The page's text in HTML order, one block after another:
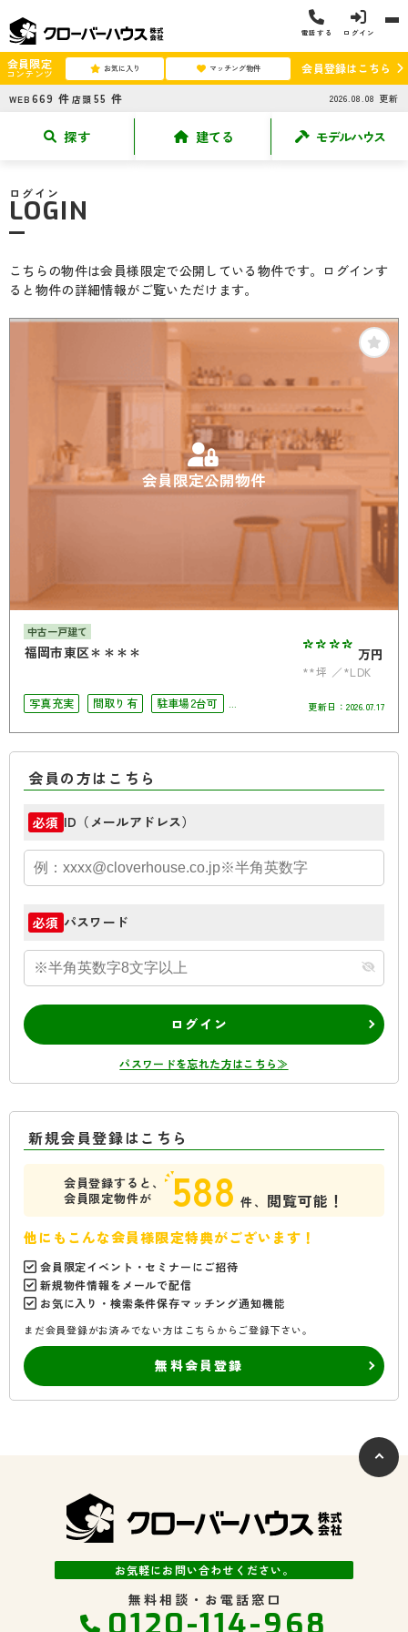
電話する ログイン
会員限定
コンテンツ お気に入り マッチング物件 会員登録はこちら
WEB 669 件 店頭 55 件 2026.08.08 更新
探す 建てる モデルハウス
ログイン
LOGIN
こちらの物件は会員様限定で公開している物件です。ログインす
ると物件の詳細情報がご覧いただけます。
会員限定公開物件
中古一戸建て
福岡市東区＊＊＊＊ **** 万円
**坪
*LDK
写真充実
間取り有
駐車場2台可
更新日： 2026.07.17
会員の方はこちら
必須 ID（メールアドレス）
必須 パスワード
ログイン
パスワードを忘れた方はこちら≫
新規会員登録はこちら
会員登録すると、
会員限定物件が
588 件、 閲覧可能！
他にもこんな会員様限定特典がございます！
会員限定イベント・セミナーにご招待
新規物件情報をメールで配信
お気に入り・検索条件保存マッチング通知機能
まだ会員登録がお済みでない方はこちらからご登録下さい。
無料会員登録
お気軽にお問い合わせください。
無料相談・お電話窓口